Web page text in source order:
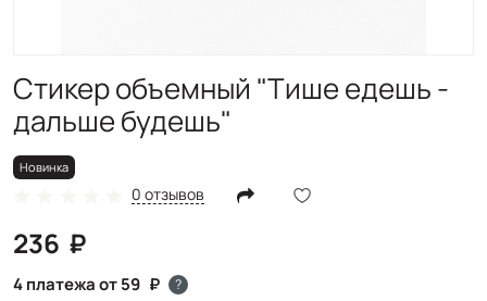
Стикер объемный "Тише едешь -
дальше будешь"
Новинка
0 отзывов
236
4 платежа от 59 ?